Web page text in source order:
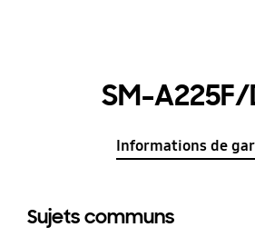
SM-A225F/
Informations de
Sujets communs